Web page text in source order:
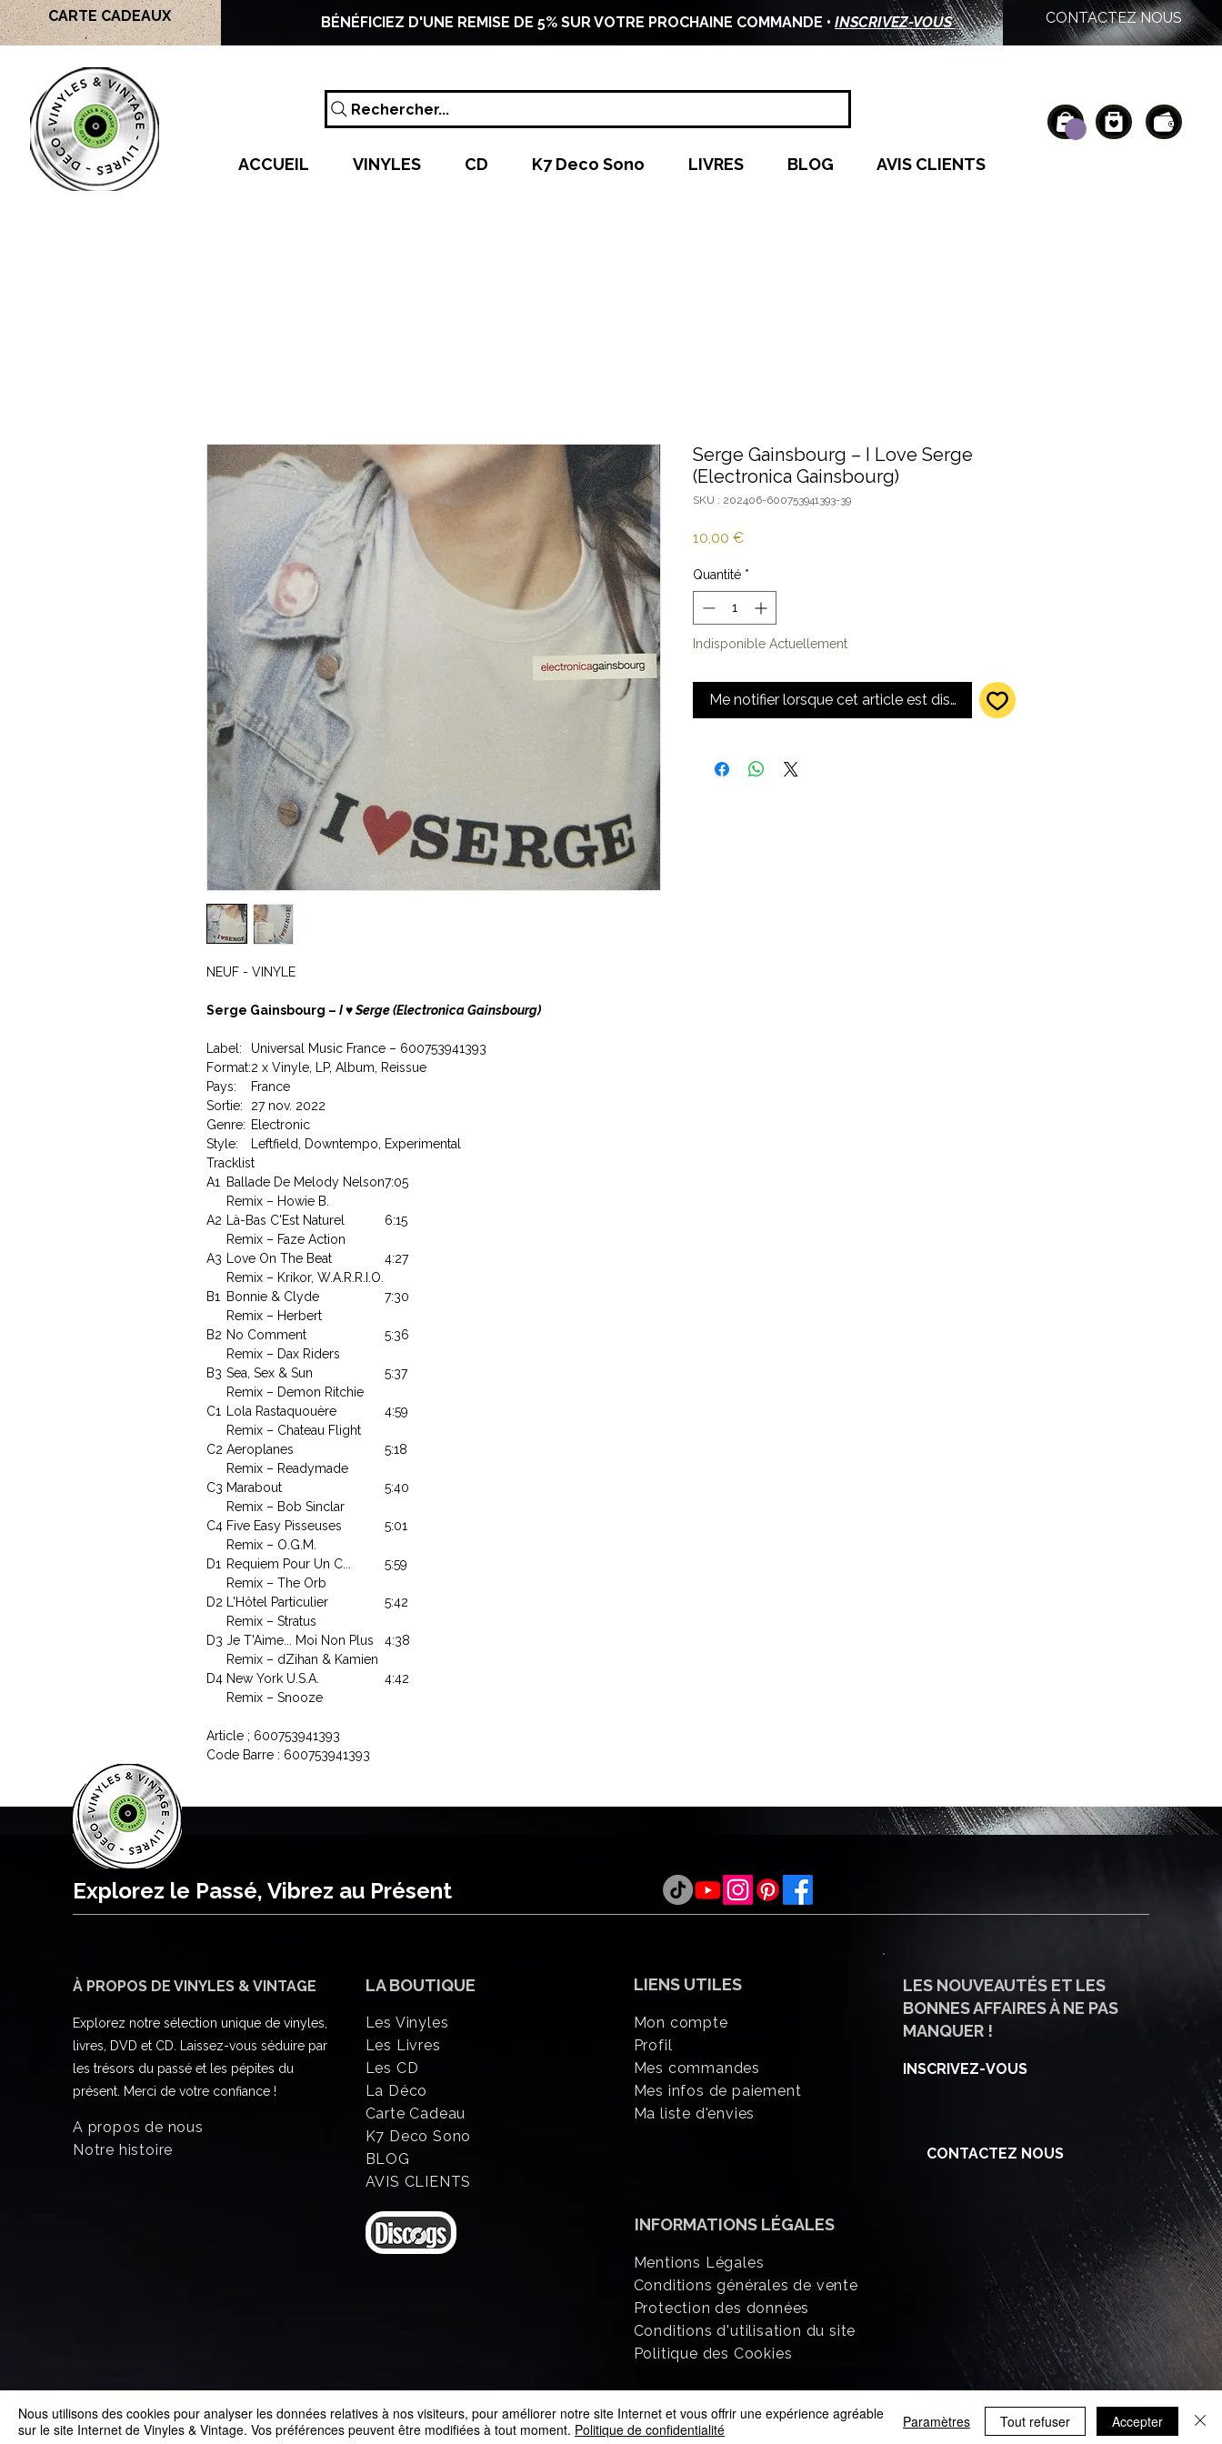
CARTE CADEAUX BÉNÉFICIEZ D'UNE REMISE DE 5% SUR VOTRE PROCHAINE COMMANDE •INSCRIVEZ-VOUS CONTACTEZ NOUS
Rechercher...
ACCUEIL VINYLES CD K7 Deco Sono LIVRES BLOG AVIS CLIENTS
NEUF - VINYLE
Serge Gainsbourg – I ♥ Serge (Electronica Gainsbourg)
Label:
Universal Music France – 600753941393
Format:2 x Vinyle, LP, Album, Reissue
Pays:
France
Sortie:
27 nov. 2022
Genre: Electronic
Style:
Leftfield, Downtempo, Experimental
Tracklist
A1
Ballade De Melody Nelson
Remix – Howie B.
7:05
A2
Là-Bas C'Est Naturel
Remix – Faze Action
6:15
A3
Love On The Beat
Remix – Krikor, W.A.R.R.I.O.
4:27
B1
Bonnie & Clyde
Remix – Herbert
7:30
B2 No Comment
Remix – Dax Riders
5:36
B3 Sea, Sex & Sun
Remix – Demon Ritchie
5:37
C1
Lola Rastaquouère
Remix – Chateau Flight
4:59
C2 Aeroplanes
Remix – Readymade
5:18
C3 Marabout
Remix – Bob Sinclar
5:40
C4 Five Easy Pisseuses
Remix – O.G.M.
5:01
D1
Requiem Pour Un C...
Remix – The Orb
5:59
D2
L'Hôtel Particulier
Remix – Stratus
5:42
D3 Je T'Aime... Moi Non Plus
Remix – dZihan & Kamien
4:38
D4 New York U.S.A.
Remix – Snooze
4:42
Article ; 600753941393
Code Barre : 600753941393
Serge Gainsbourg – I Love Serge
(Electronica Gainsbourg)
SKU : 202406-600753941393-39
10,00 €Prix
Quantité *
Indisponible Actuellement
Me notifier lorsque cet article est disponible
Explorez le Passé, Vibrez au Présent
À PROPOS DE VINYLES & VINTAGE
Explorez notre sélection unique de vinyles,
livres, DVD et CD. Laissez-vous séduire par
les trésors du passé et les pépites du
présent. Merci de votre confiance !
A propos de nous
Notre histoire
LA BOUTIQUE
Les Vinyles
Les Livres
Les CD
La Déco
Carte Cadeau
K7 Deco Sono
BLOG
AVIS CLIENTS
LIENS UTILES
Mon compte
Profil
Mes commandes
Mes infos de paiement
Ma liste d'envies
INFORMATIONSLÉGALES
Mentions Légales
Conditions générales de vente
Protection des données
Conditions d'utilisation du site
Politique des Cookies
LES NOUVEAUTÉS ET LES
BONNES AFFAIRES À NE PAS
MANQUER !
INSCRIVEZ-VOUS
CONTACTEZ NOUS
© 2025 Vinyles & Vintage
Nous utilisons des cookies pour analyser les données relatives à nos visiteurs, pour améliorer notre site Internet et vous offrir une expérience agréable
sur le site Internet de Vinyles & Vintage. Vos préférences peuvent être modifiées à tout moment. Politique de confidentialité Paramètres Tout refuser Accepter